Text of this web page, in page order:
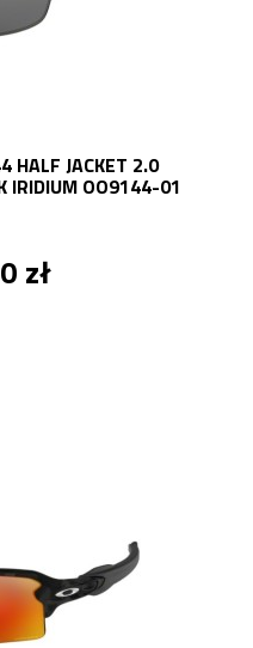
HALF JACKET 2.0
IRIDIUM OO9144-01
zł